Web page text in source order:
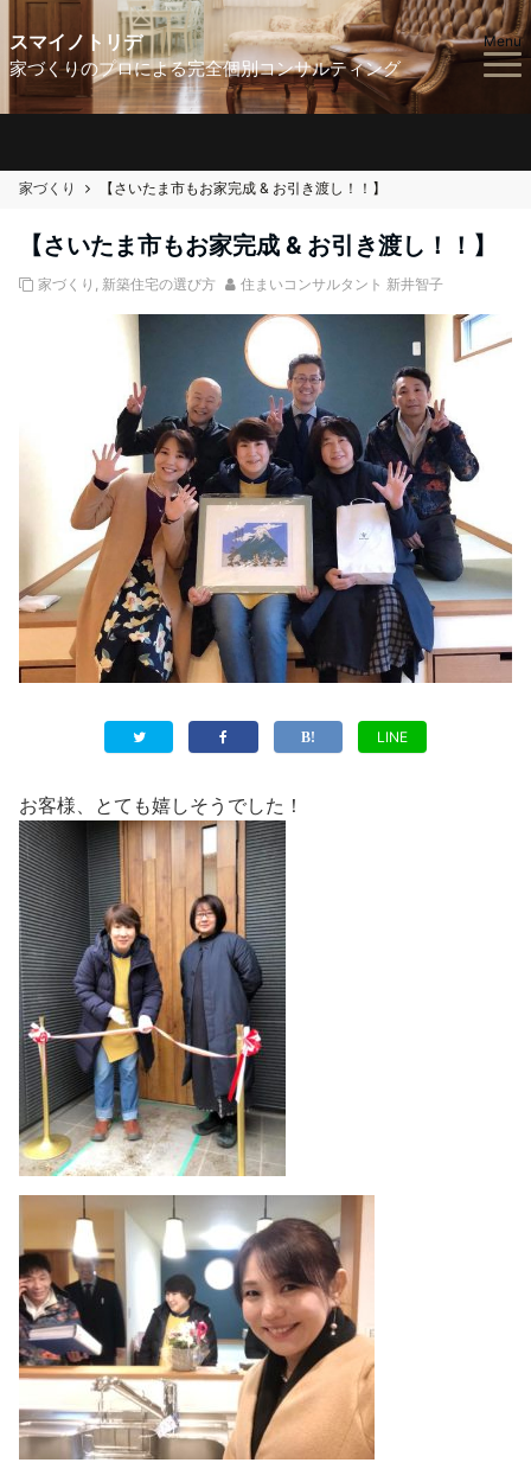
スマイノトリデ
家づくりのプロによる完全個別コンサルティング
Menu
家づくり 【さいたま市もお家完成 & お引き渡し！！】
【さいたま市もお家完成 & お引き渡し！！】
家づくり , 新築住宅の選び方 住まいコンサルタント 新井智子
LINE
お客様、とても嬉しそうでした！